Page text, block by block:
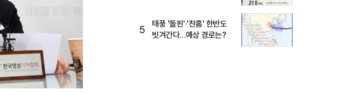
5
태풍 '돌핀'·'찬홈' 한반도
빗겨간다…예상 경로는?